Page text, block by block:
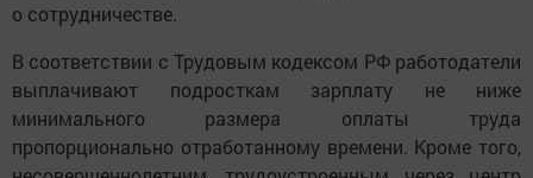
о сотрудничестве.
В соответствии с Трудовым кодексом РФ работодатели
выплачивают подросткам зарплату не ниже
минимального размера оплаты труда
пропорционально отработанному времени. Кроме того,